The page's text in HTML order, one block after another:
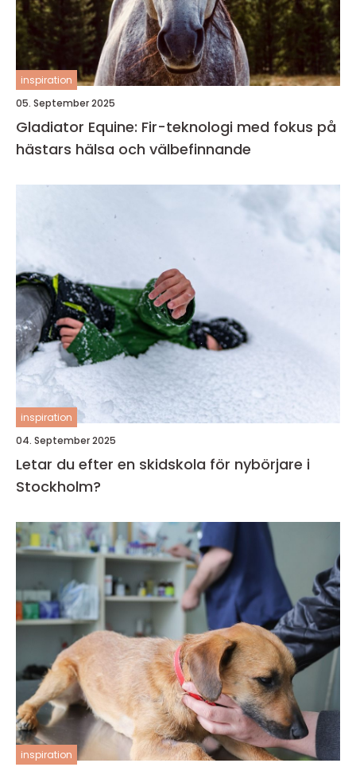
inspiration
05. September 2025
Gladiator Equine: Fir-teknologi med fokus på
hästars hälsa och välbefinnande
inspiration
04. September 2025
Letar du efter en skidskola för nybörjare i
Stockholm?
inspiration